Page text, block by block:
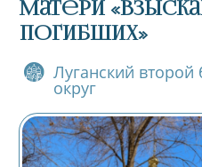
Матери
погибших»
Луганский второй
округ